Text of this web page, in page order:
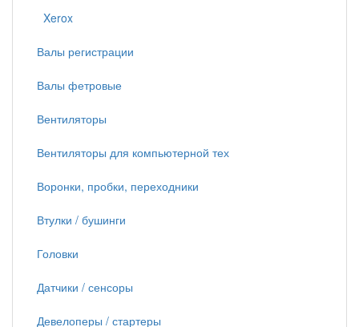
Xerox
Валы регистрации
Валы фетровые
Вентиляторы
Вентиляторы для компьютерной тех
Воронки, пробки, переходники
Втулки / бушинги
Головки
Датчики / сенсоры
Девелоперы / стартеры